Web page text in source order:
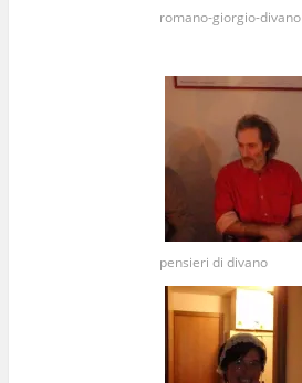
romano-giorgio-divano
pensieri di divano